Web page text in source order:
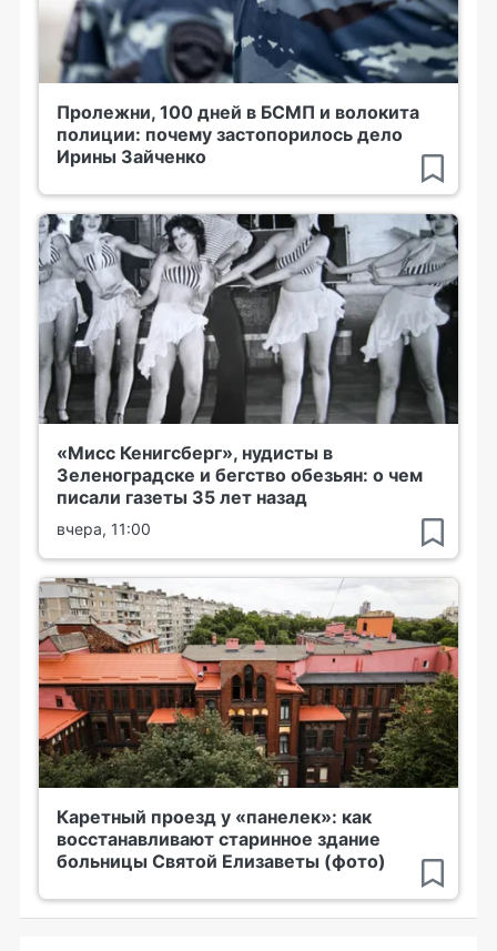
Пролежни, 100 дней в БСМП и волокита
полиции: почему застопорилось дело
Ирины Зайченко
«Мисс Кенигсберг», нудисты в
Зеленоградске и бегство обезьян: о чем
писали газеты 35 лет назад
вчера, 11:00
Каретный проезд у «панелек»: как
восстанавливают старинное здание
больницы Святой Елизаветы (фото)